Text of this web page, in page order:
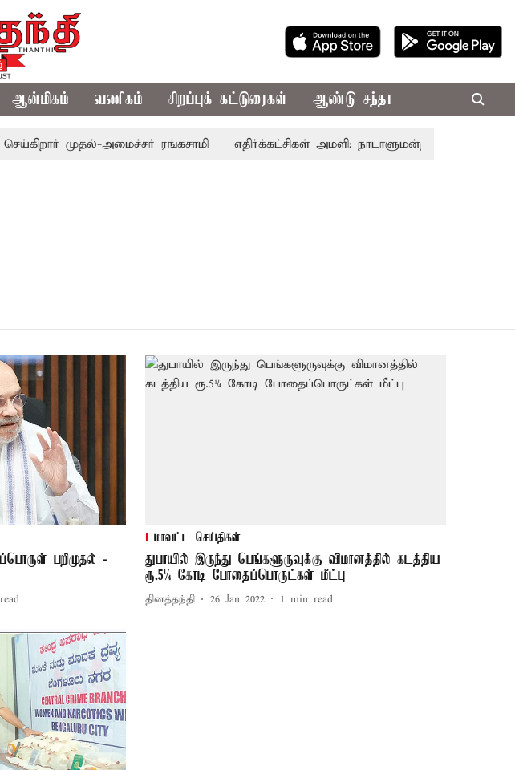
ஆன்மிகம் வணிகம் சிறப்புக் கட்டுரைகள் ஆண்டு சந்தா
முதல்-அமைச்சர் ரங்கசாமி எதிர்க்கட்சிகள் அமளி: நாடாளுமன்ற இரு அவைகளும்
பறிமுதல் -
மாவட்ட செய்திகள்
துபாயில் இருந்து பெங்களூருவுக்கு விமானத்தில் கடத்திய
ரூ.5¼ கோடி போதைப்பொருட்கள் மீட்பு
தினத்தந்தி 26 Jan 2022 1 min read